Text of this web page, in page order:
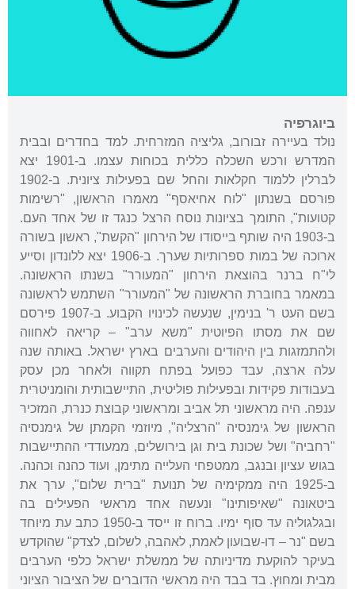
ביוגרפיה
נולד בעיירה זבורוב, גליציה המזרחית. למד בחדרים ובבית
המדרש ורכש השכלה כללית בכוחות עצמו. ב-1901 יצא
לברלין ללמוד חקלאות והחל שם בפעילות ציונית. ב-1902
פורסם בשנתון "לוח אחיאסף" מאמרו הראשון, "רשימות
קטועות", התומך בציונות נוסח הרצל כנגד זו של אחד העם.
ב-1903 היה שותף בייסודו של הירחון "הקשת", ראשון בשורה
ארוכה של במות ספרותיות שערך. ב-1906 יצא ללונדון וסייע
לי"ח ברנר בהוצאת הירחון "המעורר" בשנתו הראשונה.
במאמר בחוברת הראשונה של "המעורר" השתמש לראשונה
בשם העט ר' בנימין, שנעשה לכינויו הקבוע. ב-1907 פירסם
שם את מסתו הפיוטית "משא ערב" – קריאה לאחווה
ולהתמזגות בין היהודים והערבים בארץ ישראל. באותה שנה
עלה ארצה, עבד כפועל בפתח תקווה ולאחר מכן עסק
בעבודות פקידות ובפעילות פוליטית, התיישבותית והומניטרית
ענפה. היה מראשוני תל אביב ומראשוני קבוצת כנרת, המזכיר
הראשון של גימנסיה "הרצליה", מיוזמי הקמתן של גימנסיה
"רחביה" ושל שכונת בית וגן בירושלים, ממעודדי ההתיישבות
בגוש עציון ובנגב, ממטפחי העלייה מתימן, ועוד כהנה וכהנה.
ב-1925 היה ממקימיה של תנועת "ברית שלום", ערך את
ביטאונה "שאיפותינו" ונעשה אחד מראשי הפעילים בה
ובגלגוליה עד סוף ימיו. ברוח זו ייסד ב-1950 כתב עת מיוחד
בשם "נר – דו-שבועון לאמת, לאהבה, לשלום, לצדק" שהוקדש
בעיקר להוקעת מדיניותה של ממשלת ישראל כלפי הערבים
מבית ומחוץ. בד בבד היה מראשי הדוברים של הציבור הציוני